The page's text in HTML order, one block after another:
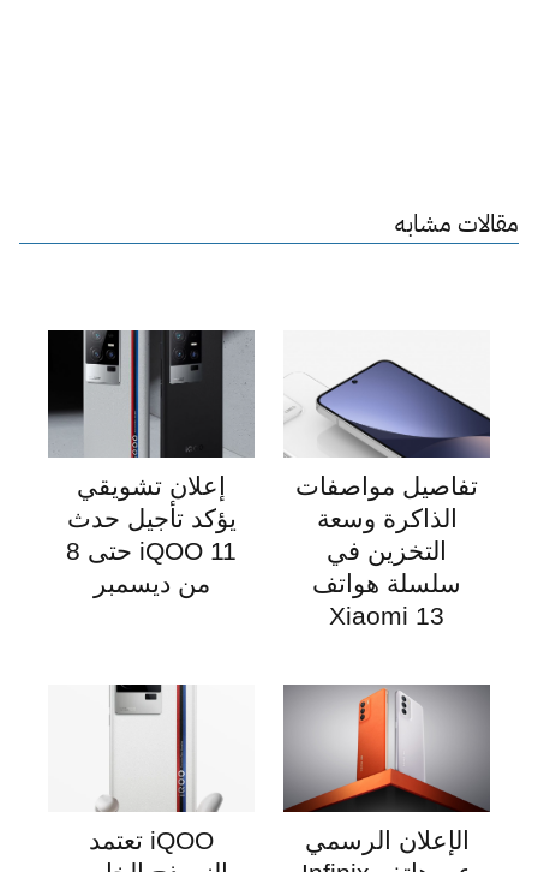
مقالات مشابه
تفاصيل مواصفات
الذاكرة وسعة
التخزين في
سلسلة هواتف
Xiaomi 13
إعلان تشويقي
يؤكد تأجيل حدث
iQOO 11 حتى 8
من ديسمبر
الإعلان الرسمي
iQOO تعتمد